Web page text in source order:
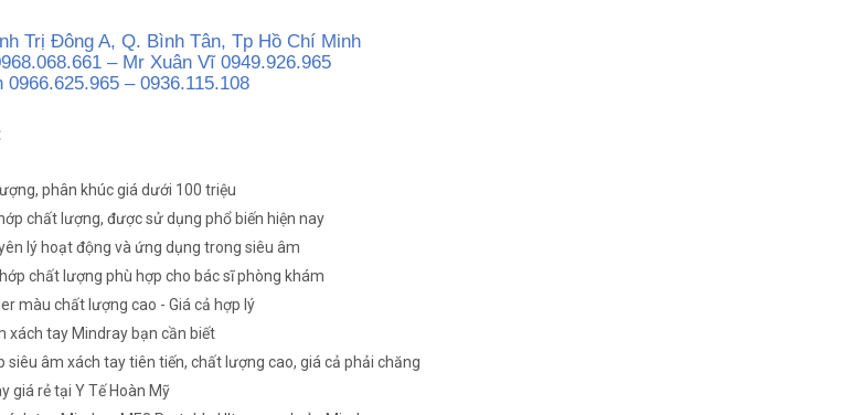
Trị Đông A, Q. Bình Tân, Tp Hồ Chí Minh
– Mr Xuân Vĩ 0949.926.965
– 0936.115.108
phân khúc giá dưới 100 triệu
chất lượng, được sử dụng phổ biến hiện nay
lý hoạt động và ứng dụng trong siêu âm
chất lượng phù hợp cho bác sĩ phòng khám
màu chất lượng cao - Giá cả hợp lý
xách tay Mindray bạn cần biết
siêu âm xách tay tiên tiến, chất lượng cao, giá cả phải chăng
giá rẻ tại Y Tế Hoàn Mỹ